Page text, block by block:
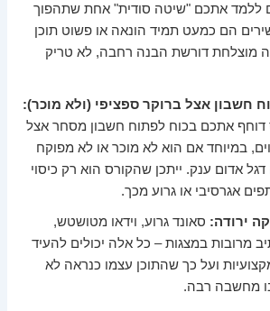
ללמד אתכם "שיטה סודית" אחת שתהפוך
הם כמעט תמיד הונאה או פשוט תוכן
מוצלחת דורשת הבנה רחבה, לא טריק
חשבון אצל ברוקר ספציפי (ולא מוכר):
אתכם בכוח לפתוח חשבון מסחר אצל
במיוחד אם הוא לא מוכר או לא מפוקח
דגל אדום ענק. ייתכן שהקורס הוא רק כיסוי
אגרסיבי או גרוע מכך.
ירודה: סאונד גרוע, וידאו מטושטש,
מרובות במצגות – כל אלה יכולים להעיד
ועל כך שהתוכן עצמו כנראה לא
מחשבה רבה.